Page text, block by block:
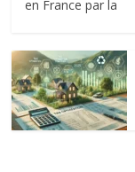
en France par la